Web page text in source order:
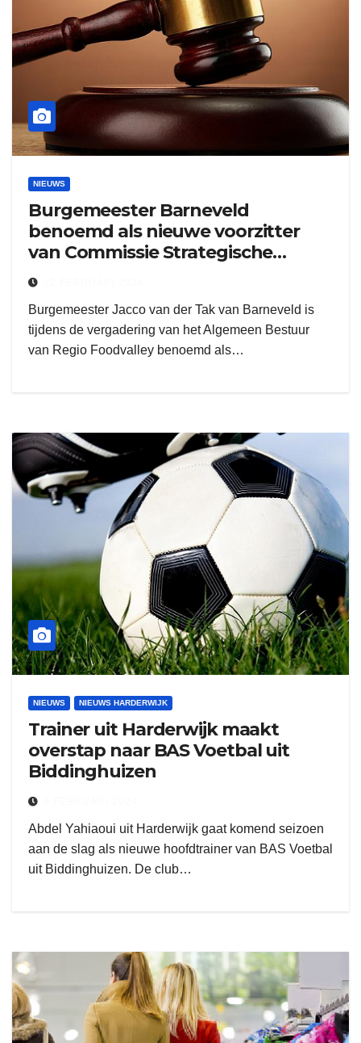
NIEUWS
Burgemeester Barneveld
benoemd als nieuwe voorzitter
van Commissie Strategische
Agenda
Burgemeester Jacco van der Tak van Barneveld is
tijdens de vergadering van het Algemeen Bestuur
van Regio Foodvalley benoemd als…
NIEUWS NIEUWS HARDERWIJK
Trainer uit Harderwijk maakt
overstap naar BAS Voetbal uit
Biddinghuizen
Abdel Yahiaoui uit Harderwijk gaat komend seizoen
aan de slag als nieuwe hoofdtrainer van BAS Voetbal
uit Biddinghuizen. De club…